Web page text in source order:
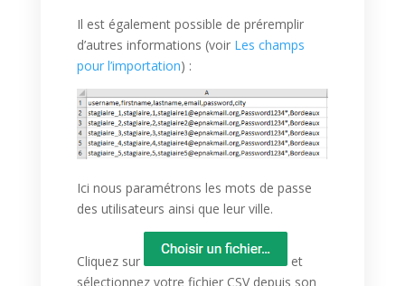
Il est également possible de préremplir
d’autres informations (voir Les champs
pour l’importation) :
Ici nous paramétrons les mots de passe
des utilisateurs ainsi que leur ville.
Cliquez sur
et
sélectionnez votre fichier CSV depuis son